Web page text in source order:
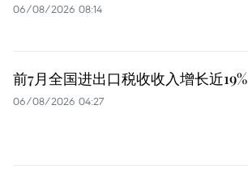
06/08/2026 08:14
前7月全国进出口税收收入增长近19%
06/08/2026 04:27